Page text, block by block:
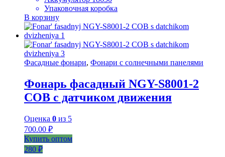
Упаковочная коробка
В корзину
Фасадные фонари, Фонари с солнечными панелями
Фонарь фасадный NGY-S8001-2
COB с датчиком движения
Оценка 0 из 5
700.00 ₽
Купить оптом
280 ₽